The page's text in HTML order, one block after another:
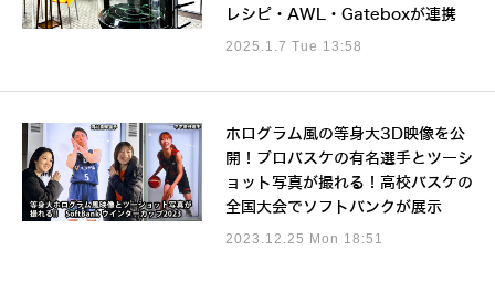
レシピ・AWL・Gateboxが連携
2025.1.7 Tue 13:58
ホログラム風の等身大3D映像を公
開！プロバスケの有名選手とツーシ
ョット写真が撮れる！高校バスケの
全国大会でソフトバンクが展示
2023.12.25 Mon 18:51